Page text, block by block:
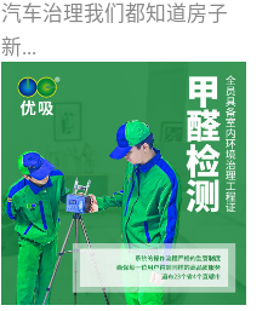
汽车治理我们都知道房子
新...
装修完会有甲醛，其实汽
车的甲醛超标问题更为严
重。汽车的空间范围小，
配件、皮具、装饰多，这
些都是汽...